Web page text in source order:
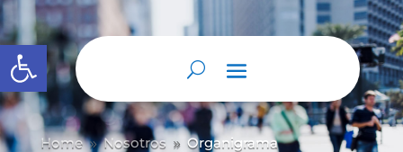
Abrir barra de herramientas
Home 9 Nosotros 9 Organigrama